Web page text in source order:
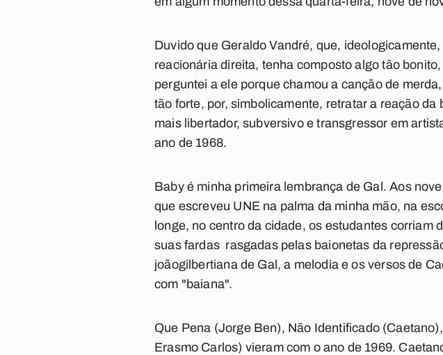
Duvido que Geraldo Vandré, que,
reacionária direita, tenha composto algo tão
perguntei a ele porque chamou a canção de
tão forte, por, simbolicamente, retratar a reação
mais libertador, subversivo e transgressor em
ano de 1968.
Babyé minha primeira lembrança de Gal. Aos
que escreveu UNE na palma da minha mão, na
longe, no centro da cidade, os estudantes
suas fardas rasgadas pelas baionetas da
joãogilbertiana de Gal, a melodia e os versos de
com "baiana".
Que Pena (Jorge Ben), Não Identificado
Erasmo Carlos) vieram com o ano de 1969.